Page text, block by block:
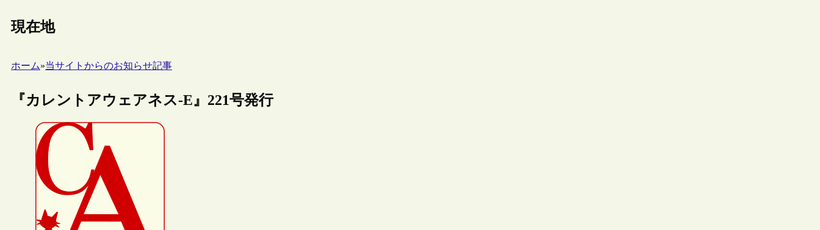
現在地
ホーム»当サイトからのお知らせ記事
『カレントアウェアネス-E』221号発行